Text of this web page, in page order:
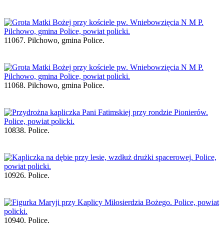
11067. Pilchowo, gmina Police.
11068. Pilchowo, gmina Police.
10838. Police.
10926. Police.
10940. Police.